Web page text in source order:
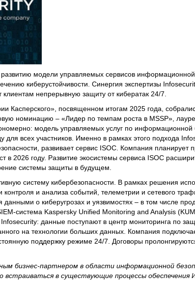
развитию модели управляемых сервисов
киберустойчивости. Синергия экспертизы
непрерывную защиту от кибератак 24/7.
Касперского», посвященном итогам 2025 года,
номинацию – «Лидер по темпам роста в MSSP»,
модель управляемых услуг по информационной
для всех участников. Именно в рамках этого подхода
развивает сервис ISOC. Компания планирует
в 2026 году. Развитие экосистемы сервиса ISOC
системы защиты в будущем.
систему кибербезопасности. В рамках решения
и анализа событий, телеметрии и сетевого
о киберугрозах и уязвимостях – в том числе
система Kaspersky Unified Monitoring and Analysis
данные поступают в центр мониторинга по
на технологии больших данных. Компания
поддержку режиме 24/7. Договоры
бизнес-партнером в области информационной
в существующие процессы обеспечения